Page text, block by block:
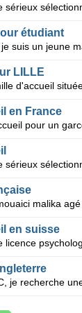
étudiant
LILLE
en France
en suisse